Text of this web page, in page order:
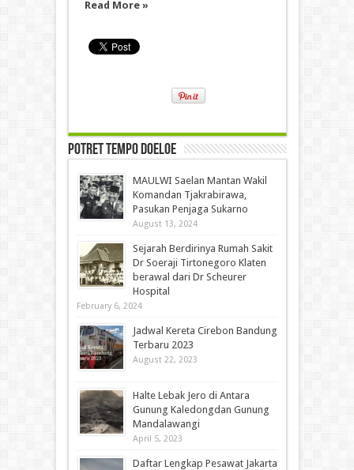
Read More »
Potret Tempo Doeloe
MAULWI Saelan Mantan Wakil
Komandan Tjakrabirawa,
Pasukan Penjaga Sukarno
August 13, 2024
Sejarah Berdirinya Rumah Sakit
Dr Soeraji Tirtonegoro Klaten
berawal dari Dr Scheurer
Hospital
February 6, 2024
Jadwal Kereta Cirebon Bandung
Terbaru 2023
August 22, 2023
Halte Lebak Jero di Antara
Gunung Kaledongdan Gunung
Mandalawangi
April 5, 2023
Daftar Lengkap Pesawat Jakarta